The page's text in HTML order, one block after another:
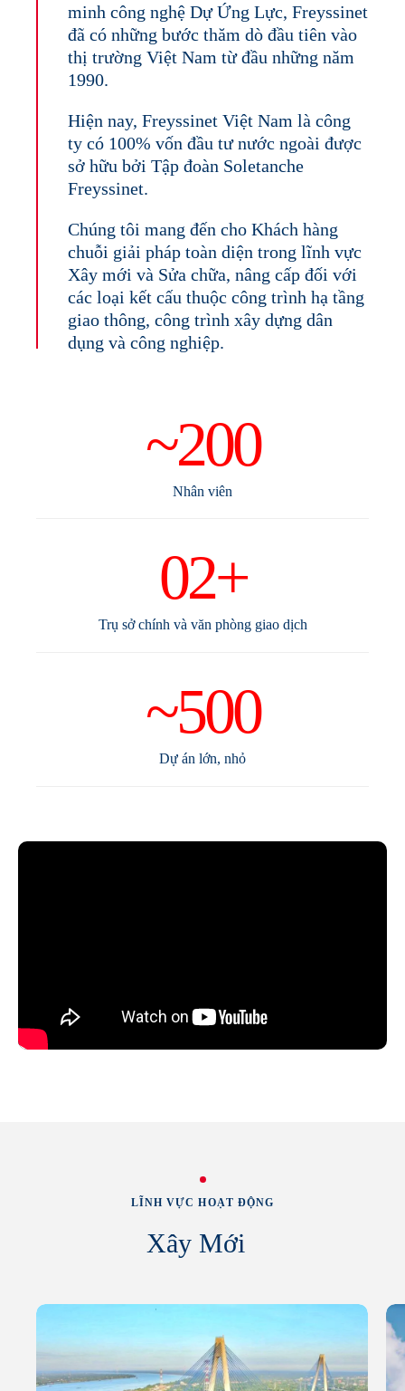
minh công nghệ Dự Ứng Lực, Freyssinet
đã có những bước thăm dò đầu tiên vào
thị trường Việt Nam từ đầu những năm
1990.
Hiện nay, Freyssinet Việt Nam là công
ty có 100% vốn đầu tư nước ngoài được
sở hữu bởi Tập đoàn Soletanche
Freyssinet.
Chúng tôi mang đến cho Khách hàng
chuỗi giải pháp toàn diện trong lĩnh vực
Xây mới và Sửa chữa, nâng cấp đối với
các loại kết cấu thuộc công trình hạ tầng
giao thông, công trình xây dựng dân
dụng và công nghiệp.
~200
Nhân viên
02+
Trụ sở chính và văn phòng giao dịch
~500
Dự án lớn, nhỏ
LĨNH VỰC HOẠT ĐỘNG
Xây Mới